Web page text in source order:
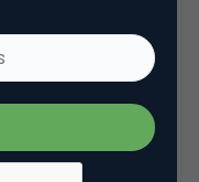
Al is het imho
ze hebben
eerste
door hoe
in je